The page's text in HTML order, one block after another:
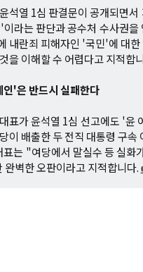
석열 1심 판결문이 공개되면
라는 판단과 공수처 수사권
내란죄 피해자인 '국민'에 대
을 이해할 수 어렵다고 지적합
'은 반드시 실패한다
표가 윤석열 1심 선고에도 '윤
이 배출한 두 전직 대통령 구
표는 "여당에서 말실수 등 실화
벽한 오판이라고 지적합니다.